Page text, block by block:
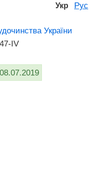
Укр Рус
України
IV